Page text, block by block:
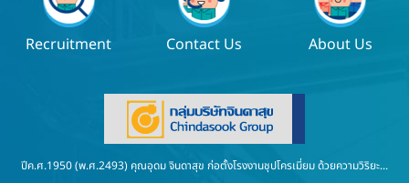
Recruitment Contact Us About Us
ปีค.ศ.1950 (พ.ศ.2493) คุณอุดม จินดาสุข ก่อตั้งโรงงานชุปโครเมี่ยม ด้วยความวิริยะ...